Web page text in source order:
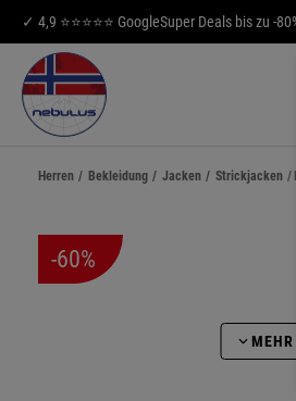
✓ 4,9 ⭐⭐⭐⭐⭐ GoogleSuper Deals bis zu -
Herren / Bekleidung / Jacken / Strickjacken /
-60%